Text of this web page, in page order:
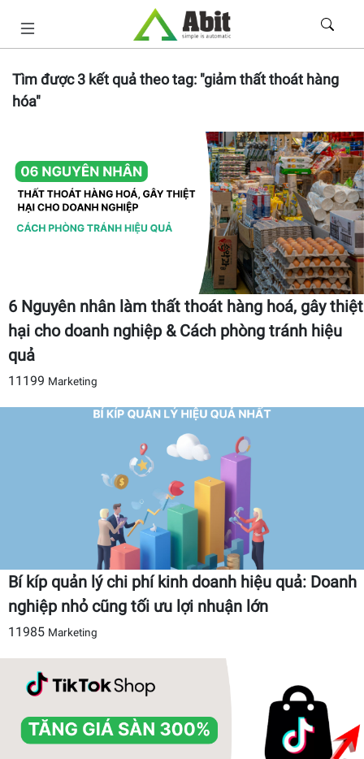
Tìm được3 kết quả theo tag: "giảm thất thoát hàng
hóa"
6 Nguyên nhân làm thất thoát hàng hoá, gây thiệt
hại cho doanh nghiệp & Cách phòng tránh hiệu
quả
11199 Marketing
Bí kíp quản lý chi phí kinh doanh hiệu quả: Doanh
nghiệp nhỏ cũng tối ưu lợi nhuận lớn
11985 Marketing